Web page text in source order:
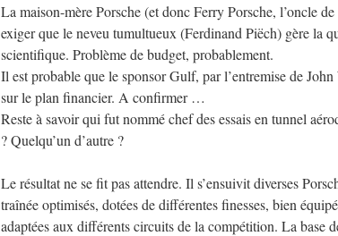
La maison-mère Porsche (et donc Ferry Porsche, l’oncle
exiger que le neveu tumultueux (Ferdinand Piëch) gère la
scientifique. Problème de budget, probablement.
Il est probable que le sponsor Gulf, par l’entremise de
sur le plan financier. A confirmer …
Reste à savoir qui fut nommé chef des essais en tunnel
? Quelqu’un d’autre ?
Le résultat ne se fit pas attendre. Il s’ensuivit diverses
traînée optimisés, dotées de différentes finesses, bien
adaptées aux différents circuits de la compétition. La base